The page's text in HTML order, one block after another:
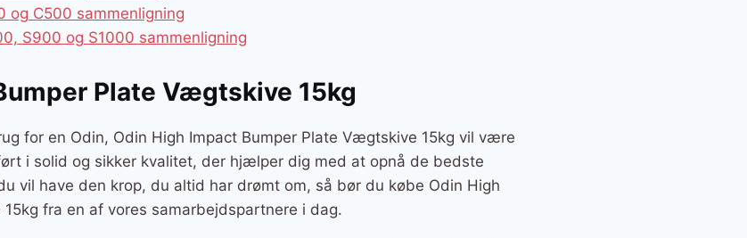
og C500 sammenligning
S900 og S1000 sammenligning
Plate Vægtskive 15kg
for en Odin, Odin High Impact Bumper Plate Vægtskive 15kg vil være
i solid og sikker kvalitet, der hjælper dig med at opnå de bedste
vil have den krop, du altid har drømt om, så bør du købe Odin High
fra en af vores samarbejdspartnere i dag.